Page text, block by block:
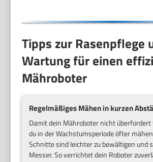
Tipps zur Rasenpflege
Wartung für einen
Mähroboter
Regelmäßiges Mähen in kurzen
Damit dein Mähroboter nicht
du in der Wachstumsperiode öfter
Schnitte sind leichter zu bewältigen und
Messer. So verrichtet dein Roboter